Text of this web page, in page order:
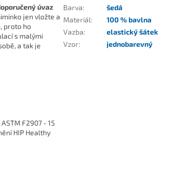
úvaz
jen vložte a
proto ho
s malými
a tak je
F2907 - 15
HIP Healthy
Barva:
šedá
Materiál:
100 % bavlna
Vazba:
elastický šátek
Vzor: jednobarevný